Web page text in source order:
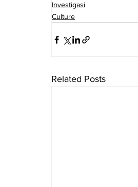
Investigasi
Culture
Related Posts